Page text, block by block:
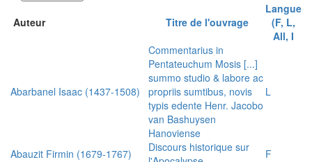
Auteur Titre de l'ouvrage
Langue
(F, L,
All, I
Abarbanel Isaac (1437-1508)
Commentarius in
Pentateuchum Mosis [...]
summo studio & labore ac
propriis sumtibus, novis
typis edente Henr. Jacobo
van Bashuysen
Hanoviense
L
Abauzit Firmin (1679-1767)
Discours historique sur
F